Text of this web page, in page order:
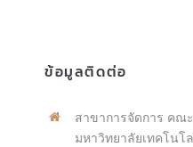
ข้อมูลติดต่อ
สาขาการจัดการ คณ
มหาวิทยาลัยเทคโนโ